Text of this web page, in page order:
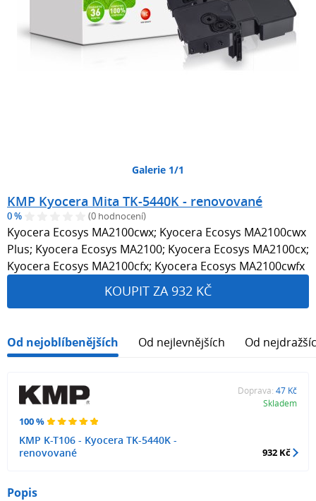
Galerie 1/1
KMP Kyocera Mita TK-5440K - renovované
0 % (0 hodnocení)
Kyocera Ecosys MA2100cwx; Kyocera Ecosys MA2100cwx
Plus; Kyocera Ecosys MA2100; Kyocera Ecosys MA2100cx;
Kyocera Ecosys MA2100cfx; Kyocera Ecosys MA2100cwfx
KOUPIT ZA 932 KČ
Od nejoblíbenějších Od nejlevnějších Od
100 %
KMP K-T106 - Kyocera TK-5440K -
renovované
Doprava: 47 Kč
Skladem
932 Kč
Popis